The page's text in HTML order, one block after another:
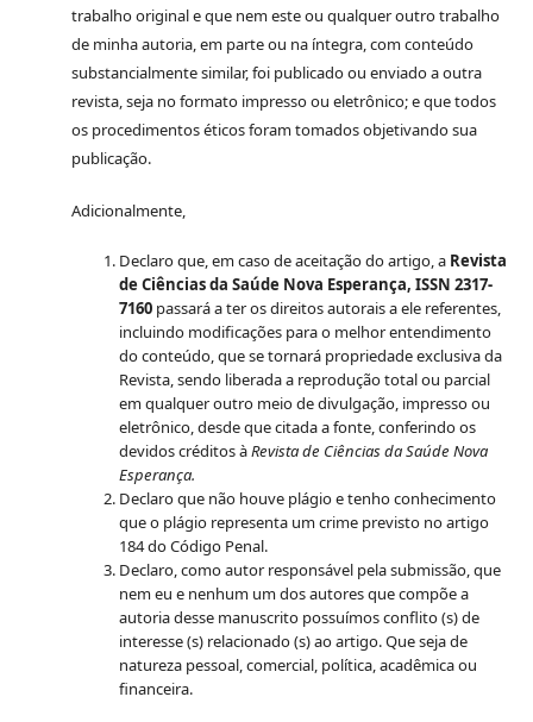
trabalho original e que nem este ou qualquer outro trabalho
de minha autoria, em parte ou na íntegra, com conteúdo
substancialmente similar, foi publicado ou enviado a outra
revista, seja no formato impresso ou eletrônico; e que todos
os procedimentos éticos foram tomados objetivando sua
publicação.
Adicionalmente,
Declaro que, em caso de aceitação do artigo, a Revista
de Ciências da Saúde Nova Esperança, ISSN 2317-
7160passará a ter os direitos autorais a ele referentes,
incluindo modificações para o melhor entendimento
do conteúdo, que se tornará propriedade exclusiva da
Revista, sendo liberada a reprodução total ou parcial
em qualquer outro meio de divulgação, impresso ou
eletrônico, desde que citada a fonte, conferindo os
devidos créditos àRevista de Ciências da Saúde Nova
Esperança.
Declaro que não houve plágio e tenho conhecimento
que o plágio representa um crime previsto no artigo
184 do Código Penal.
Declaro, como autor responsável pela submissão, que
nem eu e nenhum um dos autores que compõe a
autoria desse manuscrito possuímos conflito (s) de
interesse (s) relacionado (s) ao artigo. Que seja de
natureza pessoal, comercial, política, acadêmica ou
financeira.